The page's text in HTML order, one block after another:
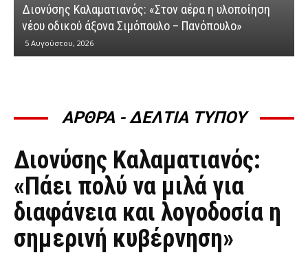
Διονύσης Καλαματιανός: «Στον αέρα η υλοποίηση
νέου οδικού άξονα Σιμόπουλο – Πανόπουλο»
5 Αυγούστου, 2026
ΑΡΘΡΑ - ΔΕΛΤΙΑ ΤΥΠΟΥ
ΆΡΘΡΑ - ΔΕΛΤΊΑ ΤΎΠΟΥ
Διονύσης Καλαματιανός:
«Πάει πολύ να μιλά για
διαφάνεια και λογοδοσία η
σημερινή κυβέρνηση»